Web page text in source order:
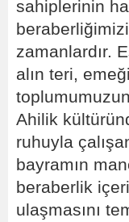
sahiplerinin
zamanlardır.
alın teri,
Ahilik
ruhuyla
bayramın
beraberlik
ulaşmasını